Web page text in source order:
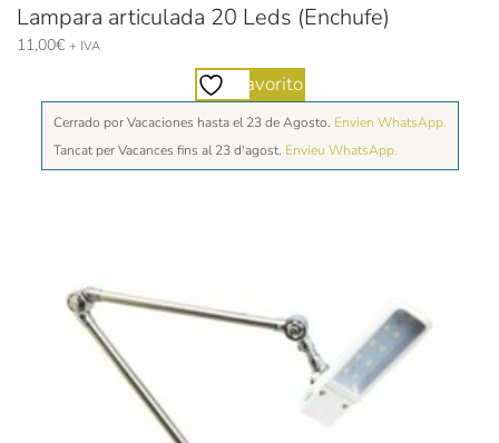
Lampara articulada 20 Leds (Enchufe)
11,00€ + IVA
Favorito
Cerrado por Vacaciones hasta el 23 de Agosto. Envien WhatsApp.
Tancat per Vacances fins al 23 d'agost. Envieu WhatsApp.